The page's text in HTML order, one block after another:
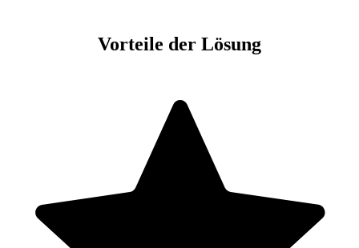
Vorteile der Lösung